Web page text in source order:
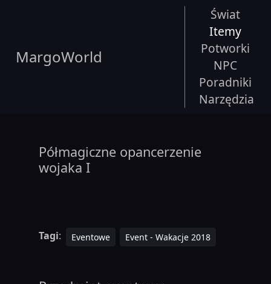
MargoWorld
Świat
Itemy
Potworki
NPC
Poradniki
Narzędzia
Półmagiczne opancerzenie
wojaka I
Tagi: Eventowe Event - Wakacje 2018